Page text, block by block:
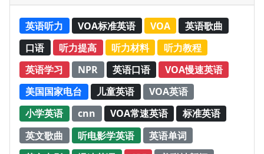
英语听力 VOA标准英语 VOA
英语歌曲
口语
听力提高 听力材料
听力教程
英语学习
NPR 英语口语
VOA慢速英语
美国国家电台
儿童英语
VOA英语
小学英语
cnn VOA常速英语
标准英语
英文歌曲
听电影学英语
英语单词